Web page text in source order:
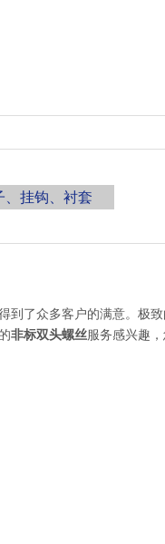
、挂钩、衬套
到了众多客户的满意。极
非标双头螺丝 服务感兴趣